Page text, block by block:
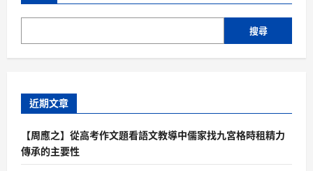
搜尋
近期文章
【周應之】從高考作文題看語文教導中儒家找九宮格時租精力
傳承的主要性